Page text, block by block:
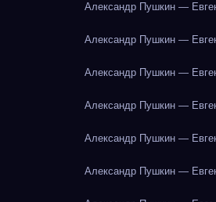
Александр Пушкин —
Александр Пушкин —
Александр Пушкин —
Александр Пушкин —
Александр Пушкин —
Александр Пушкин —